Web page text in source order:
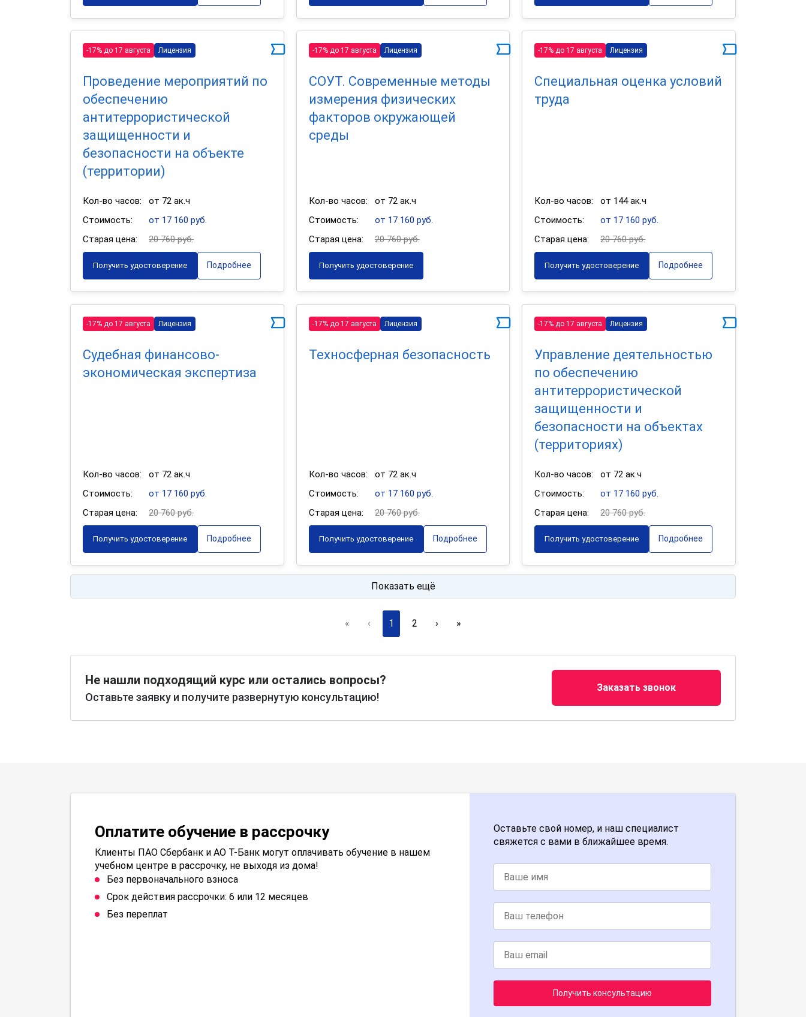
-17% до 17 августа Лицензия
Проведение мероприятий по
обеспечению
антитеррористической
защищенности и
безопасности на объекте
(территории)
Кол-во часов:
от 72 ак.ч
Стоимость:
от 17 160 руб.
Старая цена:
20 760 руб.
Получить удостоверение Подробнее
-17% до 17 августа Лицензия
СОУТ. Современные методы
измерения физических
факторов окружающей
среды
Кол-во часов:
от 72 ак.ч
Стоимость:
от 17 160 руб.
Старая цена:
20 760 руб.
Получить удостоверение
-17% до 17 августа Лицензия
Специальная оценка условий
труда
Кол-во часов:
от 144 ак.ч
Стоимость:
от 17 160 руб.
Старая цена:
20 760 руб.
Получить удостоверение Подробнее
-17% до 17 августа Лицензия
Судебная финансово-
экономическая экспертиза
Кол-во часов:
от 72 ак.ч
Стоимость:
от 17 160 руб.
Старая цена:
20 760 руб.
Получить удостоверение Подробнее
-17% до 17 августа Лицензия
Техносферная безопасность
Кол-во часов:
от 72 ак.ч
Стоимость:
от 17 160 руб.
Старая цена:
20 760 руб.
Получить удостоверение Подробнее
-17% до 17 августа Лицензия
Управление деятельностью
по обеспечению
антитеррористической
защищенности и
безопасности на объектах
(территориях)
Кол-во часов:
от 72 ак.ч
Стоимость:
от 17 160 руб.
Старая цена:
20 760 руб.
Получить удостоверение Подробнее
Показать ещё
« ‹ 1 2 › »
Не нашли подходящий курс или остались вопросы?
Оставьте заявку и получите развернутую консультацию!
Заказать звонок
Оплатите обучение в рассрочку
Клиенты ПАО Сбербанк и АО Т-Банк могут оплачивать обучение в нашем
учебном центре в рассрочку, не выходя из дома!
Без первоначального взноса
Срок действия рассрочки: 6 или 12 месяцев
Без переплат
Оставьте свой номер, и наш специалист
свяжется с вами в ближайшее время.
Получить консультацию